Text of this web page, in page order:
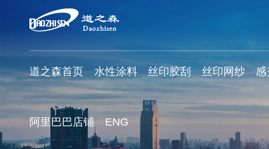
道之森首页 水性涂料 丝印胶刮 丝印网纱 感
阿里巴巴店铺 ENG